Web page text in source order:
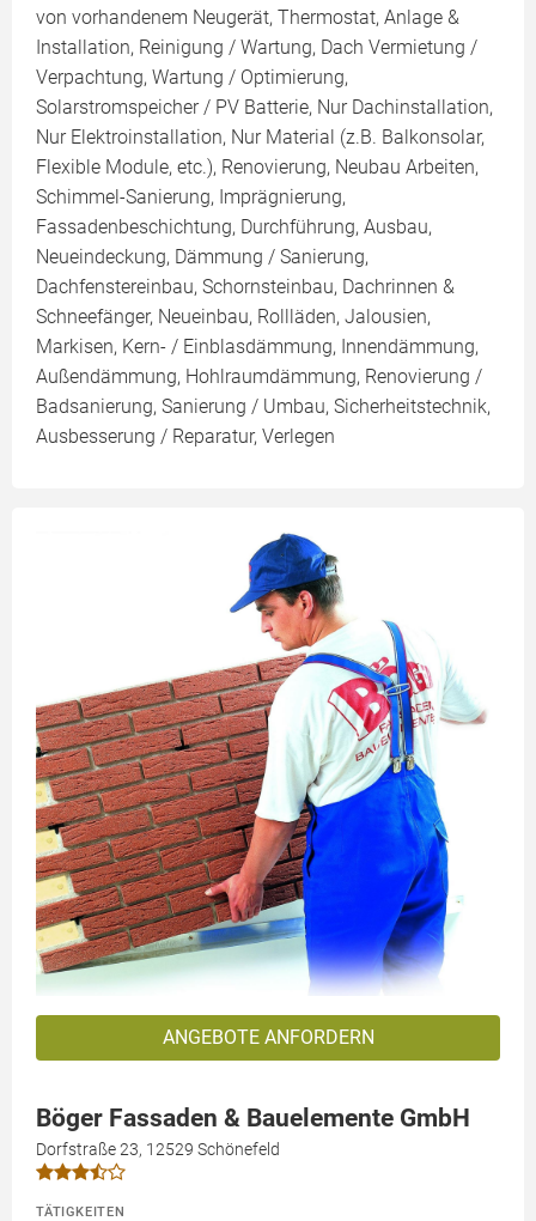
von vorhandenem Neugerät, Thermostat, Anlage &
Installation, Reinigung / Wartung, Dach Vermietung /
Verpachtung, Wartung / Optimierung,
Solarstromspeicher / PV Batterie, Nur Dachinstallation,
Nur Elektroinstallation, Nur Material (z.B. Balkonsolar,
Flexible Module, etc.), Renovierung, Neubau Arbeiten,
Schimmel-Sanierung, Imprägnierung,
Fassadenbeschichtung, Durchführung, Ausbau,
Neueindeckung, Dämmung / Sanierung,
Dachfenstereinbau, Schornsteinbau, Dachrinnen &
Schneefänger, Neueinbau, Rollläden, Jalousien,
Markisen, Kern- / Einblasdämmung, Innendämmung,
Außendämmung, Hohlraumdämmung, Renovierung /
Badsanierung, Sanierung / Umbau, Sicherheitstechnik,
Ausbesserung / Reparatur, Verlegen
ANGEBOTE ANFORDERN
Böger Fassaden & Bauelemente GmbH
Dorfstraße 23, 12529 Schönefeld
TÄTIGKEITEN